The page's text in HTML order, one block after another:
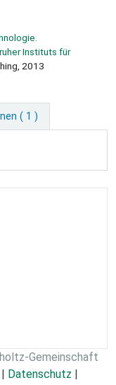
Instituts für
2013
( 1 )
Gemeinschaft
| Datenschutz |